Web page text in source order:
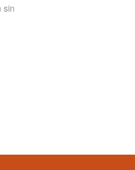
sin